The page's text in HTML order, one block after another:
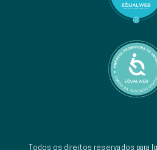
Todos os direitos reservados para